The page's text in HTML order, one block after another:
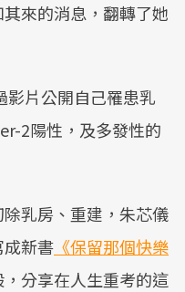
Mute
來的消息，翻轉了她
影片公開自己罹患乳
2陽性，及多發性的
乳房、重建，朱芯儀
新書 《保留那個快樂
，分享在人生重考的這